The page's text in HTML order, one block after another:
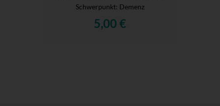
Schwerpunkt: Demenz
5,00 €